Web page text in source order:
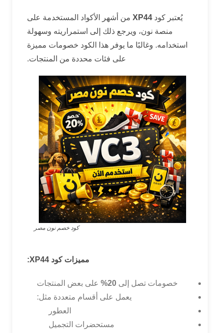
يُعتبر كود XP44 من أشهر الأكواد المستخدمة على
منصة نون، ويرجع ذلك إلى استمراريته وسهولة
استخدامه. وغالبًا ما يوفر هذا الكود خصومات مميزة
على فئات محددة من المنتجات.
كود خصم نون مصر
مميزات كود XP44:
خصومات تصل إلى 20%
على بعض المنتجات
يعمل على أقسام متعددة مثل:
العطور
مستحضرات التجميل